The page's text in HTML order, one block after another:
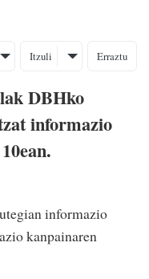
Itzuli Erraztu
DBHko
informazio
informazio
kanpainaren